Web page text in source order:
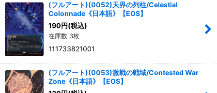
(フルアート)(0052)天界の列柱/Celestial
Colonnade《日本語》【EOS】
190円(税込)
在庫数 3枚
111733821001
(フルアート)(0053)激戦の戦域/Contested War
Zone《日本語》【EOS】